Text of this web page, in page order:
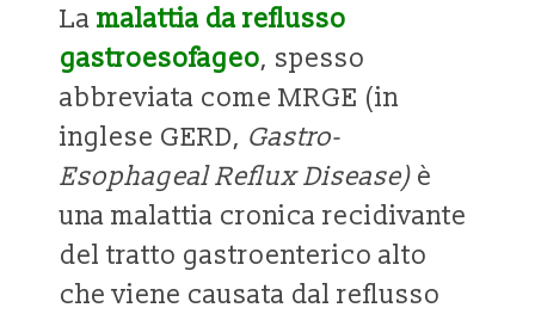
La malattia da reflusso
gastroesofageo, spesso
abbreviata come MRGE (in
inglese GERD, Gastro-
Esophageal Reflux Disease) è
una malattia cronica recidivante
del tratto gastroenterico alto
che viene causata dal reflusso